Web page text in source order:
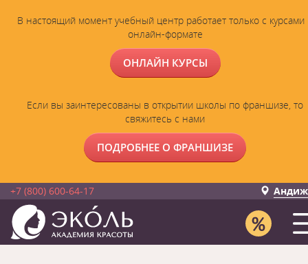
В настоящий момент учебный центр работает только с курсами
онлайн-формате
ОНЛАЙН КУРСЫ
Если вы заинтересованы в открытии школы по франшизе, то
свяжитесь с нами
ПОДРОБНЕЕ О ФРАНШИЗЕ
+7 (800) 600-64-17